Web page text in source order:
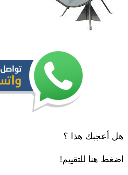
هل أعجبك هذا ؟
اضغط هنا للتقييم!